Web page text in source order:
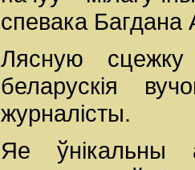
спевака
Лясную
беларускія
журналісты.
Яе ўнікальны